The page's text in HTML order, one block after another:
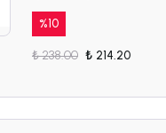
%10
₺ 238.00 ₺ 214.20